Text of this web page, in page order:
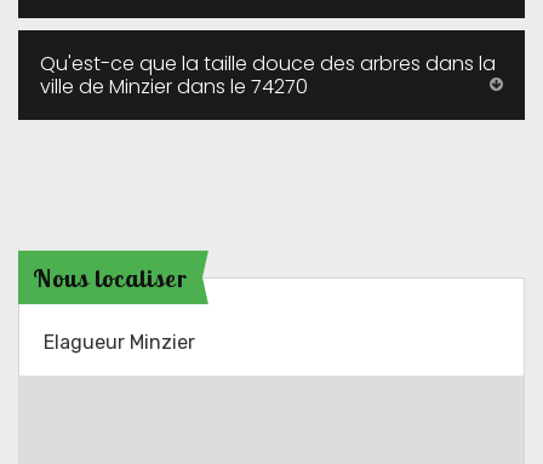
Qu'est-ce que la taille douce des arbres dans la
ville de Minzier dans le 74270
Nous localiser
Elagueur Minzier